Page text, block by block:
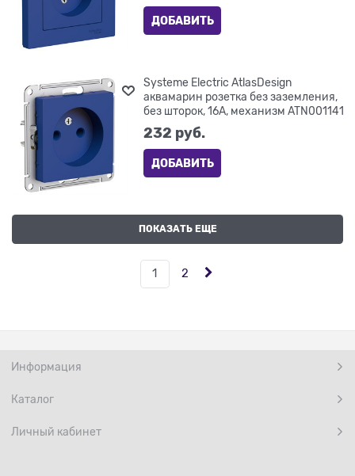
ДОБАВИТЬ
Systeme Electric AtlasDesign
аквамарин розетка без заземления,
без шторок, 16А, механизм ATN001141
232 руб.
ДОБАВИТЬ
ПОКАЗАТЬ ЕЩЕ
1 2
Информация
Каталог
Личный кабинет